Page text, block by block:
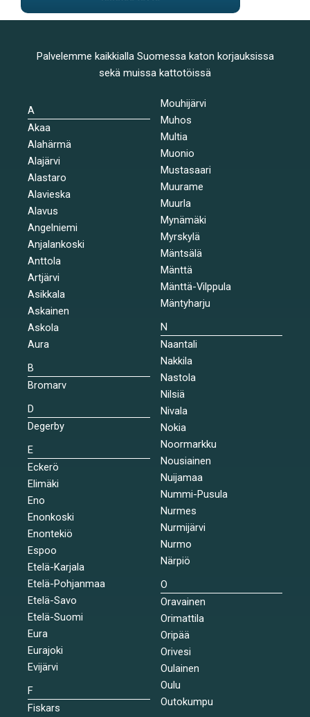
Palvelemme kaikkialla Suomessa katon korjauksissa
sekä muissa kattotöissä
A
Akaa
Alahärmä
Alajärvi
Alastaro
Alavieska
Alavus
Angelniemi
Anjalankoski
Anttola
Artjärvi
Asikkala
Askainen
Askola
Aura
B
Bromarv
D
Degerby
E
Eckerö
Elimäki
Eno
Enonkoski
Enontekiö
Espoo
Etelä-Karjala
Etelä-Pohjanmaa
Etelä-Savo
Etelä-Suomi
Eura
Eurajoki
Evijärvi
F
Fiskars
Mouhijärvi
Muhos
Multia
Muonio
Mustasaari
Muurame
Muurla
Mynämäki
Myrskylä
Mäntsälä
Mänttä
Mänttä-Vilppula
Mäntyharju
N
Naantali
Nakkila
Nastola
Nilsiä
Nivala
Nokia
Noormarkku
Nousiainen
Nuijamaa
Nummi-Pusula
Nurmes
Nurmijärvi
Nurmo
Närpiö
O
Oravainen
Orimattila
Oripää
Orivesi
Oulainen
Oulu
Outokumpu